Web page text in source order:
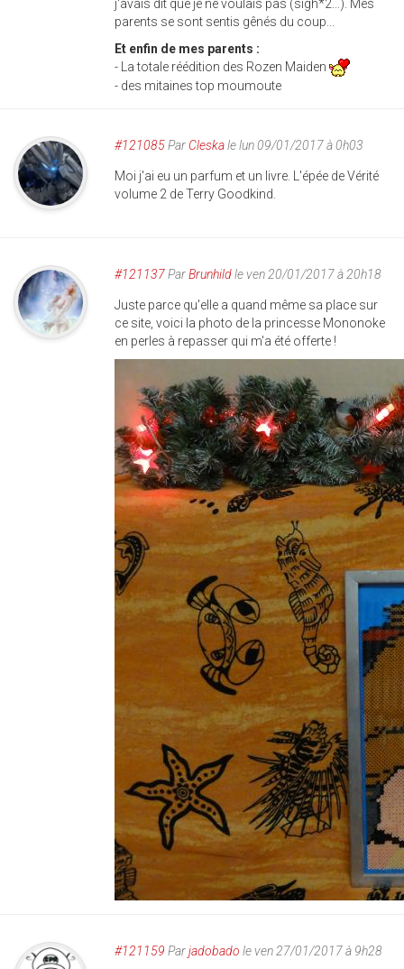
j'avais dit que je ne voulais pas (sigh*2...). Mes
parents se sont sentis gênés du coup...
Et enfin de mes parents :
- La totale réédition des Rozen Maiden
- des mitaines top moumoute
#121085Par Cleskale lun 09/01/2017 à 0h03
Moi j'ai eu un parfum et un livre. L'épée de Vérité
volume 2 de Terry Goodkind.
#121137ParBrunhildle ven 20/01/2017 à 20h18
Juste parce qu'elle a quand même sa place sur
ce site, voici la photo de la princesse Mononoke
en perles à repasser qui m'a été offerte !
#121159 Parjadobado le ven 27/01/2017 à 9h28